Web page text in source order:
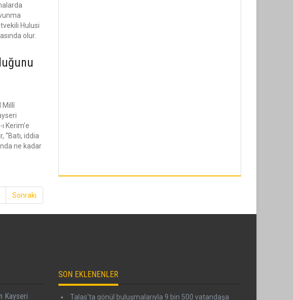
Hulusi
olur.
Millî
Kerim'e
iddia
ne kadar
Sonraki
Kayseri
SON EKLENENLER
Talas'ta gönül buluşmalarıyla 9 bin 500 vatandaşa